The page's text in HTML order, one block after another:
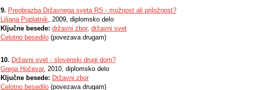
9. Preobrazba Državnega sveta RS - možnost ali priložnost?
Liljana Poplatnik, 2009, diplomsko delo
Ključne besede: državni zbor, državni svet
Celotno besedilo (povezava drugam)
10. Državni svet - slovenski drugi dom?
Grega Hočevar, 2010, diplomsko delo
Ključne besede: Državni zbor
Celotno besedilo (povezava drugam)